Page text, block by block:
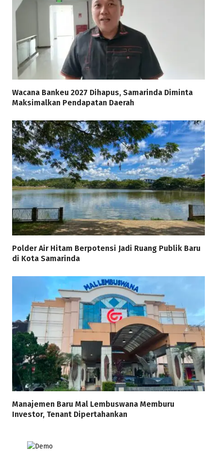
Wacana Bankeu 2027 Dihapus, Samarinda Diminta
Maksimalkan Pendapatan Daerah
Polder Air Hitam Berpotensi Jadi Ruang Publik Baru
di Kota Samarinda
Manajemen Baru Mal Lembuswana Memburu
Investor, Tenant Dipertahankan